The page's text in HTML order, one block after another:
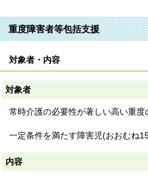
重度障害者等包括支援
対象者・内容
対象者
常時介護の必要性が著しい高い重度
一定条件を満たす障害児(おおむね
内容